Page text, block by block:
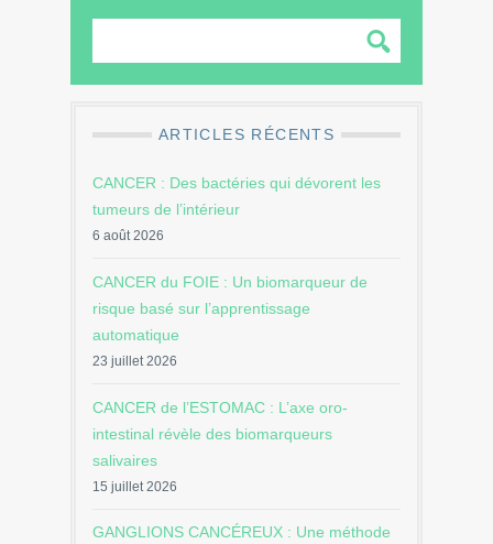
ARTICLES RÉCENTS
CANCER : Des bactéries qui dévorent les
tumeurs de l’intérieur
6 août 2026
CANCER du FOIE : Un biomarqueur de
risque basé sur l’apprentissage
automatique
23 juillet 2026
CANCER de l’ESTOMAC : L’axe oro-
intestinal révèle des biomarqueurs
salivaires
15 juillet 2026
GANGLIONS CANCÉREUX : Une méthode